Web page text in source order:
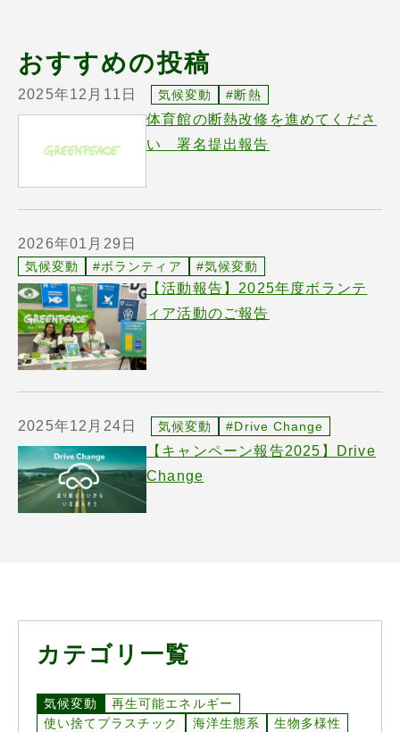
おすすめの投稿
2025年12月11日 気候変動 #断熱
体育館の断熱改修を進めてくださ
い 署名提出報告
2026年01月29日
気候変動 #ボランティア #気候変動
【活動報告】2025年度ボランテ
ィア活動のご報告
2025年12月24日 気候変動 #Drive Change
【キャンペーン報告2025】Drive
Change
カテゴリ一覧
気候変動
再生可能エネルギー
使い捨てプラスチック
海洋生態系
生物多様性